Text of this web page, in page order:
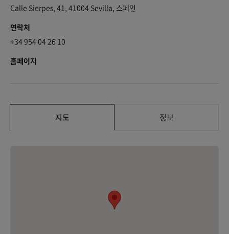
Calle Sierpes, 41, 41004 Sevilla, 스페인
연락처
+34 954 04 26 10
홈페이지
지도 정보